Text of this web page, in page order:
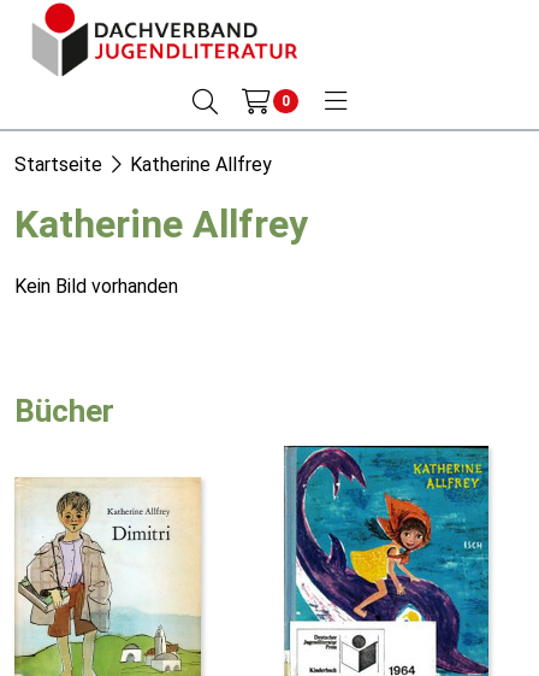
0
Startseite Katherine Allfrey
Katherine Allfrey
Kein Bild vorhanden
Bücher